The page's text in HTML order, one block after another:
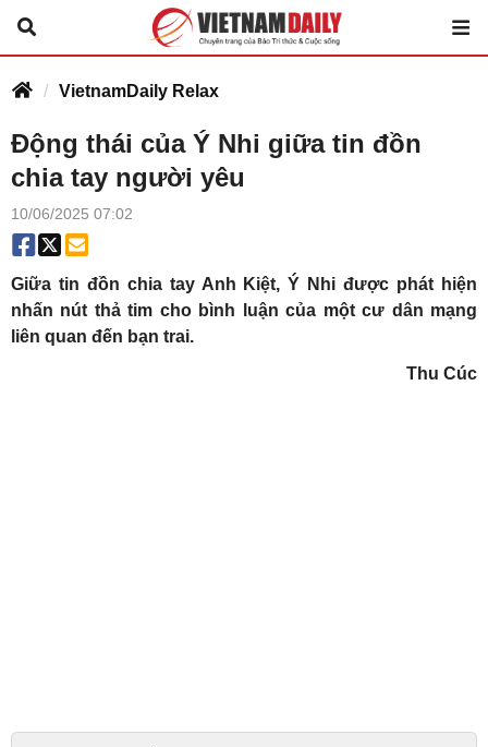
VietnamDaily Relax
Động thái của Ý Nhi giữa tin đồn
chia tay người yêu
10/06/2025 07:02
Giữa tin đồn chia tay Anh Kiệt, Ý Nhi được phát hiện
nhấn nút thả tim cho bình luận của một cư dân mạng
liên quan đến bạn trai.
Thu Cúc